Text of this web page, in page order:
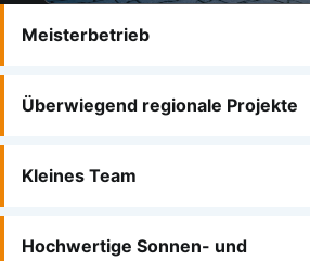
Vertrauensfakten
Meisterbetrieb
Überwiegend regionale Projekte
Kleines Team
Hochwertige Sonnen- und